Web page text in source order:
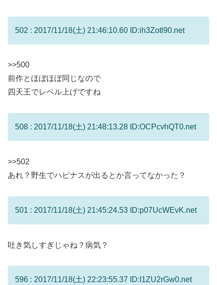
502 : 2017/11/18(土) 21:46:10.60 ID:ih3Zotl90.net
>>500
前作とほぼほぼ同じなので
四天王でレベル上げですね
508 : 2017/11/18(土) 21:48:13.28 ID:OCPcvhQT0.net
>>502
あれ？野生でハピナスが出るとか言ってなかった？
501 : 2017/11/18(土) 21:45:24.53 ID:p07UcWEvK.net
吐き気しすぎじゃね？病気？
596 : 2017/11/18(土) 22:23:55.37 ID:I1ZU2rGw0.net